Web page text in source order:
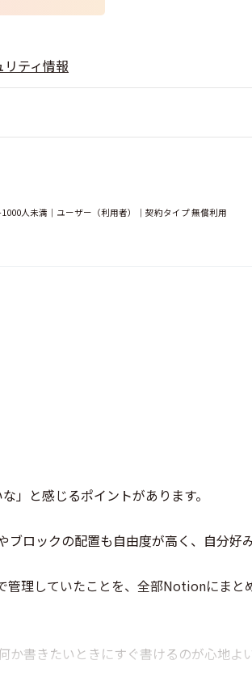
リティ情報
人未満｜ユーザー（利用者）｜契約タイプ 無償利用
」と感じるポイントがあります。
ロックの配置も自由度が高く、自分好
管理していたことを、全部Notionにま
書きたいときにすぐ書けるのが心地よい